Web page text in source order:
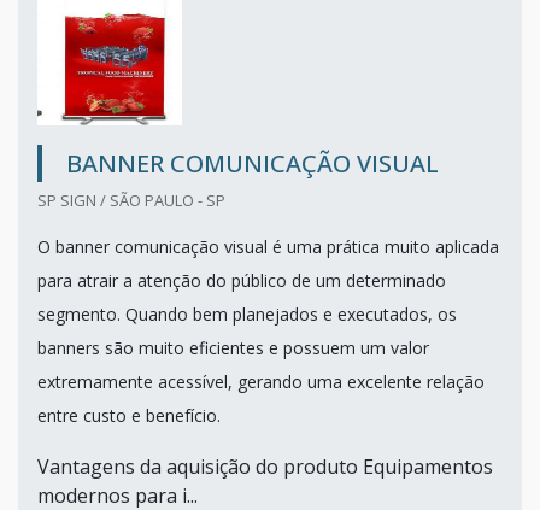
BANNER COMUNICAÇÃO VISUAL
SP SIGN / SÃO PAULO - SP
O banner comunicação visual é uma prática muito aplicada
para atrair a atenção do público de um determinado
segmento. Quando bem planejados e executados, os
banners são muito eficientes e possuem um valor
extremamente acessível, gerando uma excelente relação
entre custo e benefício.
Vantagens da aquisição do produto Equipamentos
modernos para i...